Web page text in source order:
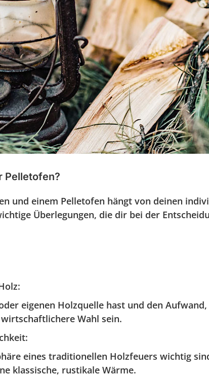
Pelletofen?
und einem Pelletofen hängt von deinen
Überlegungen, die dir bei der
:
eigenen Holzquelle hast und den
Wahl sein.
:
eines traditionellen Holzfeuers wichtig
klassische, rustikale Wärme.